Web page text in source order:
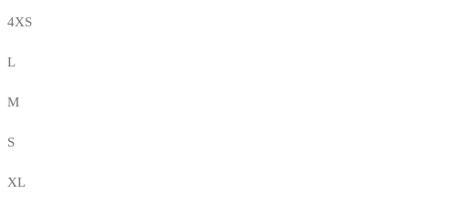
4XS
L
M
S
XL